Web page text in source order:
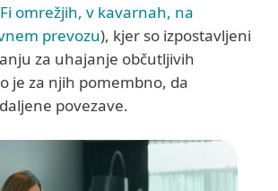
omrežjih, v kavarnah, na
prevozu), kjer so izpostavljeni
za uhajanje občutljivih
je za njih pomembno, da
povezave.